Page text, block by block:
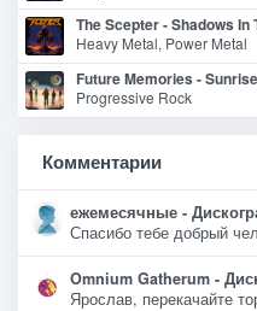
The Scepter - Shadows In
Heavy Metal, Power Metal
Future Memories -
Progressive Rock
Комментарии
ежемесячные -
Спасибо тебе добрый
Omnium Gatherum -
Ярослав, перекачайте